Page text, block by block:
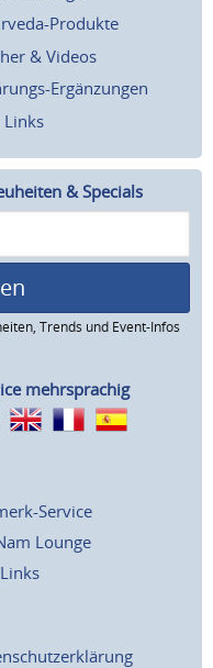
Produkte
& Videos
Ergänzungen
Links
& Specials
Trends und Event-Infos
mehrsprachig
Service
Lounge